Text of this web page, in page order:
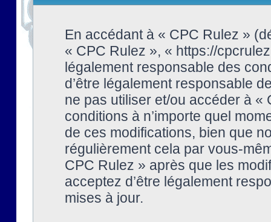
En accédant à « CPC Rulez »
« CPC Rulez », « https://
légalement responsable des
d’être légalement responsable
ne pas utiliser et/ou accéder à
conditions à n’importe quel
de ces modifications, bien que
régulièrement cela par vous-
CPC Rulez » après que les
acceptez d’être légalement
mises à jour.